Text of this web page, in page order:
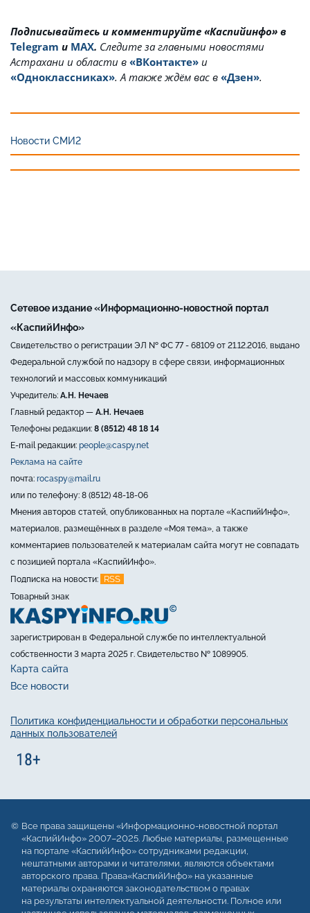
Подписывайтесь и комментируйте «Каспийинфо» в
Telegram и MAX. Cледите за главными новостями
Астрахани и области в «ВКонтакте» и
«Одноклассниках». А также ждём вас в «Дзен».
Новости СМИ2
Сетевое издание «Информационно-новостной портал
«КаспийИнфо»
Свидетельство о регистрации ЭЛ № ФС 77 - 68109 от 21.12.2016, выдано
Федеральной службой по надзору в сфере связи, информационных
технологий и массовых коммуникаций
Учредитель: А.Н. Нечаев
Главный редактор — А.Н. Нечаев
Телефоны редакции: 8 (8512) 48 18 14
E-mail редакции: people@caspy.net
Реклама на сайте
почта: rocaspy@mail.ru
или по телефону: 8 (8512) 48-18-06
Мнения авторов статей, опубликованных на портале «КаспийИнфо»,
материалов, размещённых в разделе «Моя тема», а также
комментариев пользователей к материалам сайта могут не совпадать
с позицией портала «КаспийИнфо».
Подписка на новости:
RSS
Товарный знак
зарегистрирован в Федеральной службе по интеллектуальной
собственности 3 марта 2025 г. Свидетельство № 1089905.
Карта сайта
Все новости
Политика конфиденциальности и обработки персональных
данных пользователей
Все права защищены «Информационно-новостной портал
«КаспийИнфо» 2007–2025. Любые материалы, размещенные
на портале «КаспийИнфо» сотрудниками редакции,
нештатными авторами и читателями, являются объектами
авторского права. Права«КаспийИнфо» на указанные
материалы охраняются законодательством о правах
на результаты интеллектуальной деятельности. Полное или